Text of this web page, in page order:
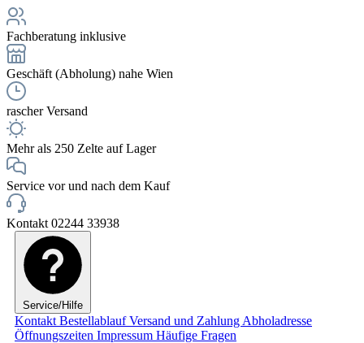
Fachberatung inklusive
Geschäft (Abholung) nahe Wien
rascher Versand
Mehr als 250 Zelte auf Lager
Service vor und nach dem Kauf
Kontakt 02244 33938
Service/Hilfe
Kontakt BestellablaufVersand und Zahlung Abholadresse
Öffnungszeiten Impressum Häufige Fragen